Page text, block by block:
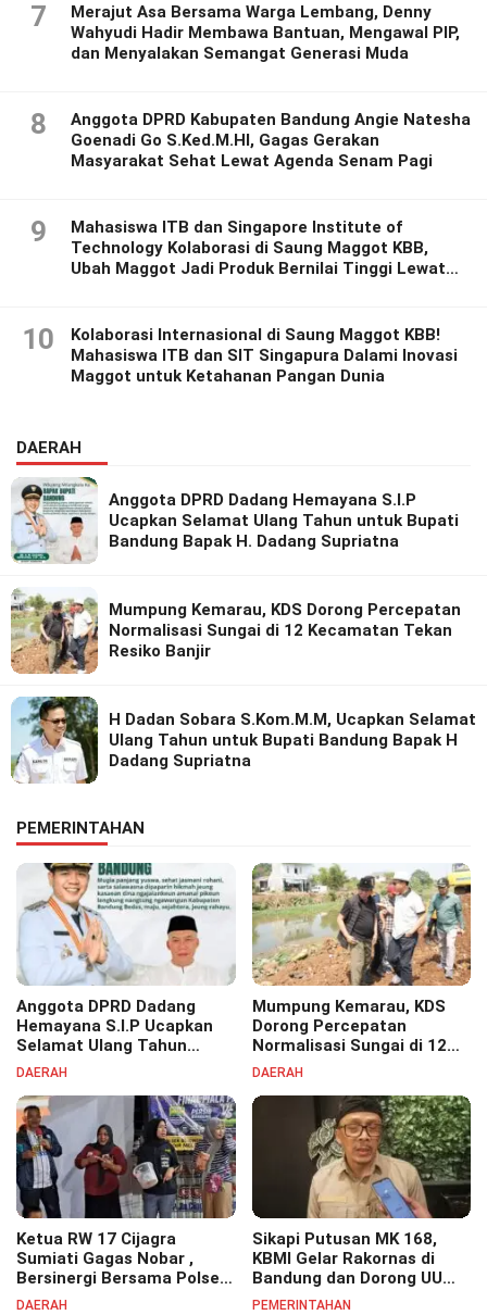
7
Merajut Asa Bersama Warga Lembang, Denny
Wahyudi Hadir Membawa Bantuan, Mengawal PIP,
dan Menyalakan Semangat Generasi Muda
8
Anggota DPRD Kabupaten Bandung Angie Natesha
Goenadi Go S.Ked.M.HI, Gagas Gerakan
Masyarakat Sehat Lewat Agenda Senam Pagi
9
Mahasiswa ITB dan Singapore Institute of
Technology Kolaborasi di Saung Maggot KBB,
Ubah Maggot Jadi Produk Bernilai Tinggi Lewat
10
Kolaborasi Internasional di Saung Maggot KBB!
Mahasiswa ITB dan SIT Singapura Dalami Inovasi
Maggot untuk Ketahanan Pangan Dunia
DAERAH
Anggota DPRD Dadang Hemayana S.I.P
Ucapkan Selamat Ulang Tahun untuk Bupati
Bandung Bapak H. Dadang Supriatna
Mumpung Kemarau, KDS Dorong Percepatan
Normalisasi Sungai di 12 Kecamatan Tekan
Resiko Banjir
H Dadan Sobara S.Kom.M.M, Ucapkan Selamat
Ulang Tahun untuk Bupati Bandung Bapak H
Dadang Supriatna
PEMERINTAHAN
Anggota DPRD Dadang
Hemayana S.I.P Ucapkan
Selamat Ulang Tahun
untuk Bupati Bandung
DAERAH
Mumpung Kemarau, KDS
Dorong Percepatan
Normalisasi Sungai di 12
Kecamatan Tekan Resiko
DAERAH
Ketua RW 17 Cijagra
Sumiati Gagas Nobar ,
Bersinergi Bersama Polsek
Bojongsoang Semarakkan
DAERAH
Sikapi Putusan MK 168,
KBMI Gelar Rakornas di
Bandung dan Dorong UU
Perlindungan Pekerja
PEMERINTAHAN